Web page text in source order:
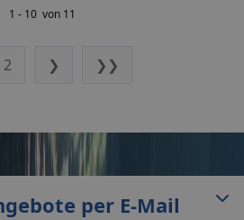
1 - 10 von 11
2 ❯ ❯❯
per E-Mail